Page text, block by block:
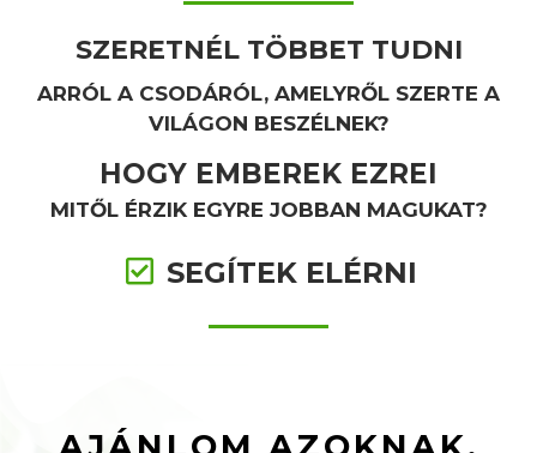
SZERETNÉL TÖBBET TUDNI
ARRÓL A CSODÁRÓL, AMELYRŐL SZERTE A
VILÁGON BESZÉLNEK?
HOGY EMBEREK EZREI
MITŐL ÉRZIK EGYRE JOBBAN MAGUKAT?
SEGÍTEK ELÉRNI